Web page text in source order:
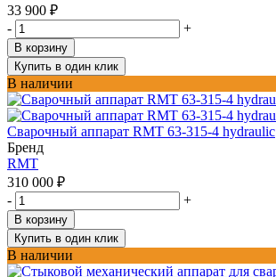
33 900 ₽
-
+
В корзину
Купить в один клик
В наличии
Сварочный аппарат RMT 63-315-4 hydraulic
Бренд
RMT
310 000 ₽
-
+
В корзину
Купить в один клик
В наличии